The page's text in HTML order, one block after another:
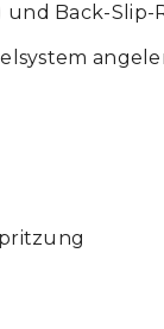
Back-Slip-